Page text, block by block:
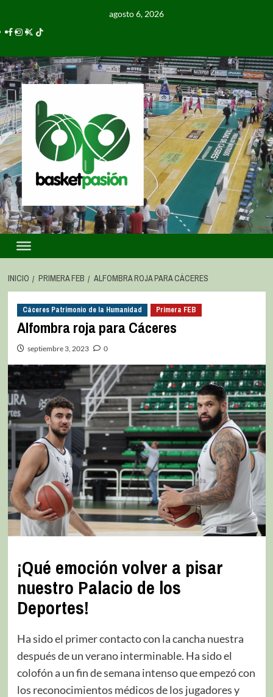
agosto 6, 2026
INICIO PRIMERA FEB ALFOMBRA ROJA PARA CÁCERES
Cáceres Patrimonio de la Humanidad Primera FEB
Alfombra roja para Cáceres
septiembre 3, 2023 0
¡Qué emoción volver a pisar
nuestro Palacio de los
Deportes!
Ha sido el primer contacto con la cancha nuestra
después de un verano interminable. Ha sido el
colofón a un fin de semana intenso que empezó con
los reconocimientos médicos de los jugadores y